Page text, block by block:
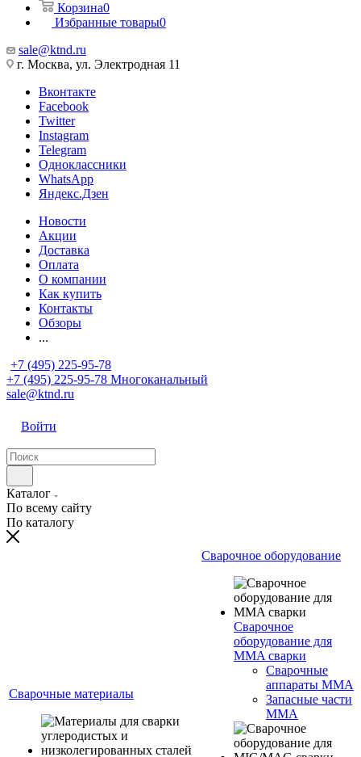
Корзина0
Избранные товары0
sale@ktnd.ru
г. Москва, ул. Электродная 11
Вконтакте
Facebook
Twitter
Instagram
Telegram
Одноклассники
WhatsApp
Яндекс.Дзен
Новости
Акции
Доставка
Оплата
О компании
Как купить
Контакты
Обзоры
...
+7 (495) 225-95-78
+7 (495) 225-95-78 Многоканальный
sale@ktnd.ru
Войти
Каталог
По всему сайту
По каталогу
Сварочные материалы
Сварочное оборудование
Сварочное
оборудование для
MMA сварки
Сварочные
аппараты MMA
Запасные части
MMA